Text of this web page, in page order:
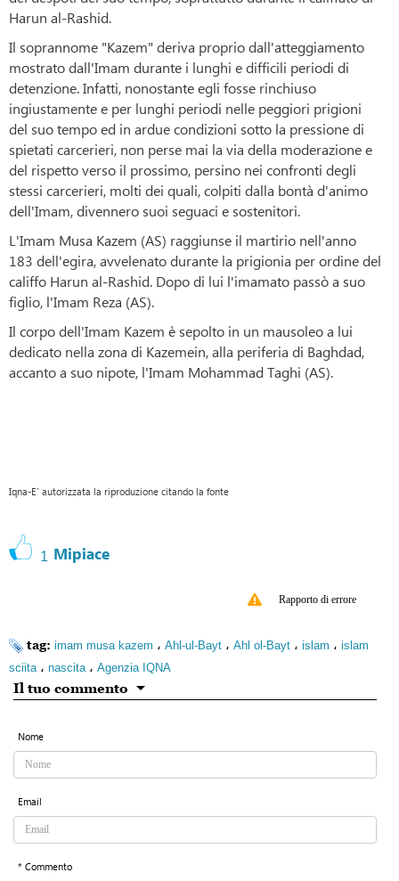
Harun al-Rashid.
Il soprannome "Kazem" deriva proprio dall'atteggiamento
mostrato dall'Imam durante i lunghi e difficili periodi di
detenzione. Infatti, nonostante egli fosse rinchiuso
ingiustamente e per lunghi periodi nelle peggiori prigioni
del suo tempo ed in ardue condizioni sotto la pressione di
spietati carcerieri, non perse mai la via della moderazione e
del rispetto verso il prossimo, persino nei confronti degli
stessi carcerieri, molti dei quali, colpiti dalla bontà d'animo
dell'Imam, divennero suoi seguaci e sostenitori.
L'Imam Musa Kazem (AS) raggiunse il martirio nell'anno
183 dell'egira, avvelenato durante la prigionia per ordine del
califfo Harun al-Rashid. Dopo di lui l'imamato passò a suo
figlio, l'Imam Reza (AS).
Il corpo dell'Imam Kazem è sepolto in un mausoleo a lui
dedicato nella zona di Kazemein, alla periferia di Baghdad,
accanto a suo nipote, l'Imam Mohammad Taghi (AS).
Iqna-E' autorizzata la riproduzione citando la fonte
1 Mipiace
Rapporto di errore
tag: imam musa kazem ، Ahl-ul-Bayt ، Ahl ol-Bayt ، islam ، islam
sciita ، nascita ، Agenzia IQNA
Il tuo commento
Nome
Email
* Commento